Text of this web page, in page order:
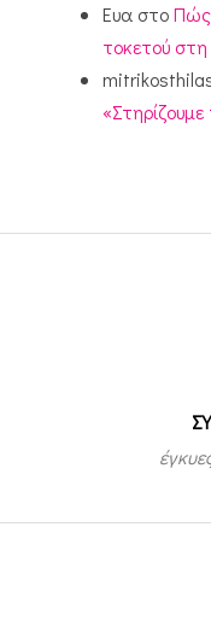
Ευα στοΠώς
τοκετού στη